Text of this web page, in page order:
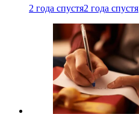
2 года спустя2 года спустя